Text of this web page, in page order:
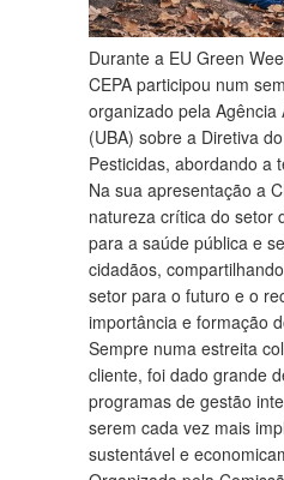
Durante a EU Green
CEPA participou num
organizado pela Agência
(UBA) sobre a Diretiva
Pesticidas, abordando a
Na sua apresentação a
natureza crítica do setor
para a saúde pública e
cidadãos,
setor para o futuro e o
importância e formação
Sempre numa estreita
cliente, foi dado grande
programas de gestão
serem cada vez mais
sustentável e